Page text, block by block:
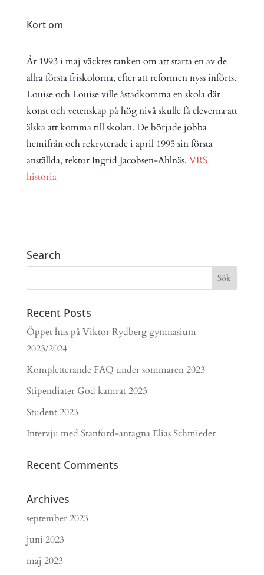
Kort om
År 1993 i maj väcktes tanken om att starta en av de
allra första friskolorna, efter att reformen nyss införts.
Louise och Louise ville åstadkomma en skola där
konst och vetenskap på hög nivå skulle få eleverna att
älska att komma till skolan. De började jobba
hemifrån och rekryterade i april 1995 sin första
anställda, rektor Ingrid Jacobsen-Ahlnäs. VRS
historia
Search
Recent Posts
Öppet hus på Viktor Rydberg gymnasium
2023/2024
Kompletterande FAQ under sommaren 2023
Stipendiater God kamrat 2023
Student 2023
Intervju med Stanford-antagna Elias Schmieder
Recent Comments
Archives
september 2023
juni 2023
maj 2023